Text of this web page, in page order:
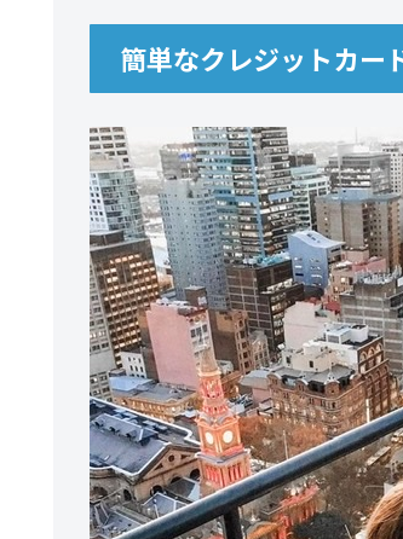
簡単なクレジットカー